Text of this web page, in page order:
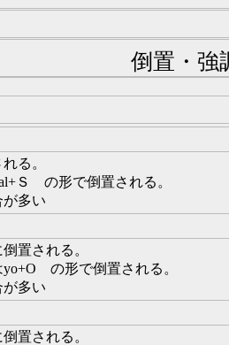
倒置・強
る。
Ｓ の形で倒置される。
が多い
置される。
yo+О の形で倒置される。
が多い
置される。